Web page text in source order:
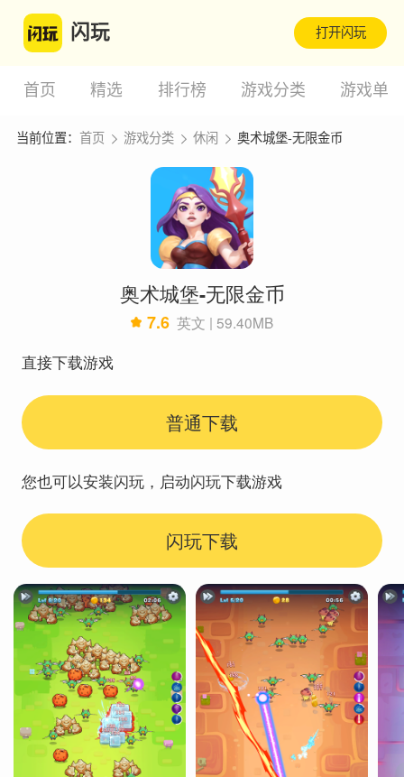
闪玩 打开闪玩
首页 精选 排行榜 游戏分类 游戏单
当前位置： 首页 游戏分类 休闲 奥术城堡-无限金币
奥术城堡-无限金币
7.6 英文 | 59.40MB
直接下载游戏
普通下载
您也可以安装闪玩，启动闪玩下载游戏
闪玩下载